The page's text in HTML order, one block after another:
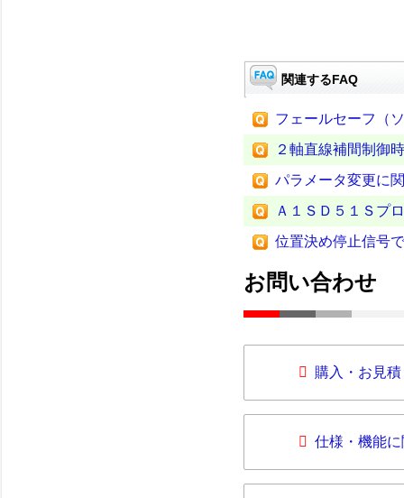
関連するFAQ
フェールセーフ（
２軸直線補間制御
パラメータ変更に
Ａ１ＳＤ５１Ｓプ
位置決め停止信号
お問い合わせ
購入・お見
仕様・機能